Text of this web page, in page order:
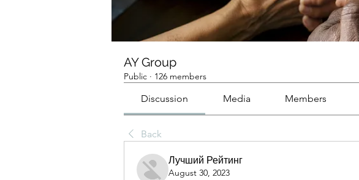
AY Group
Public · 126 members
Discussion Media Members
Back
Лучший Рейтинг
August 30, 2023